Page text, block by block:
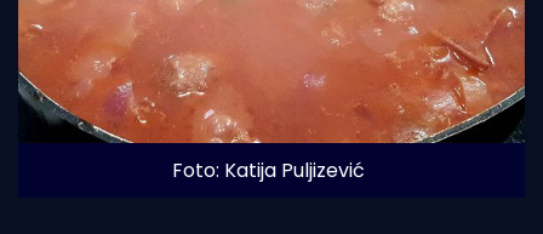
Foto: Katija Puljizević